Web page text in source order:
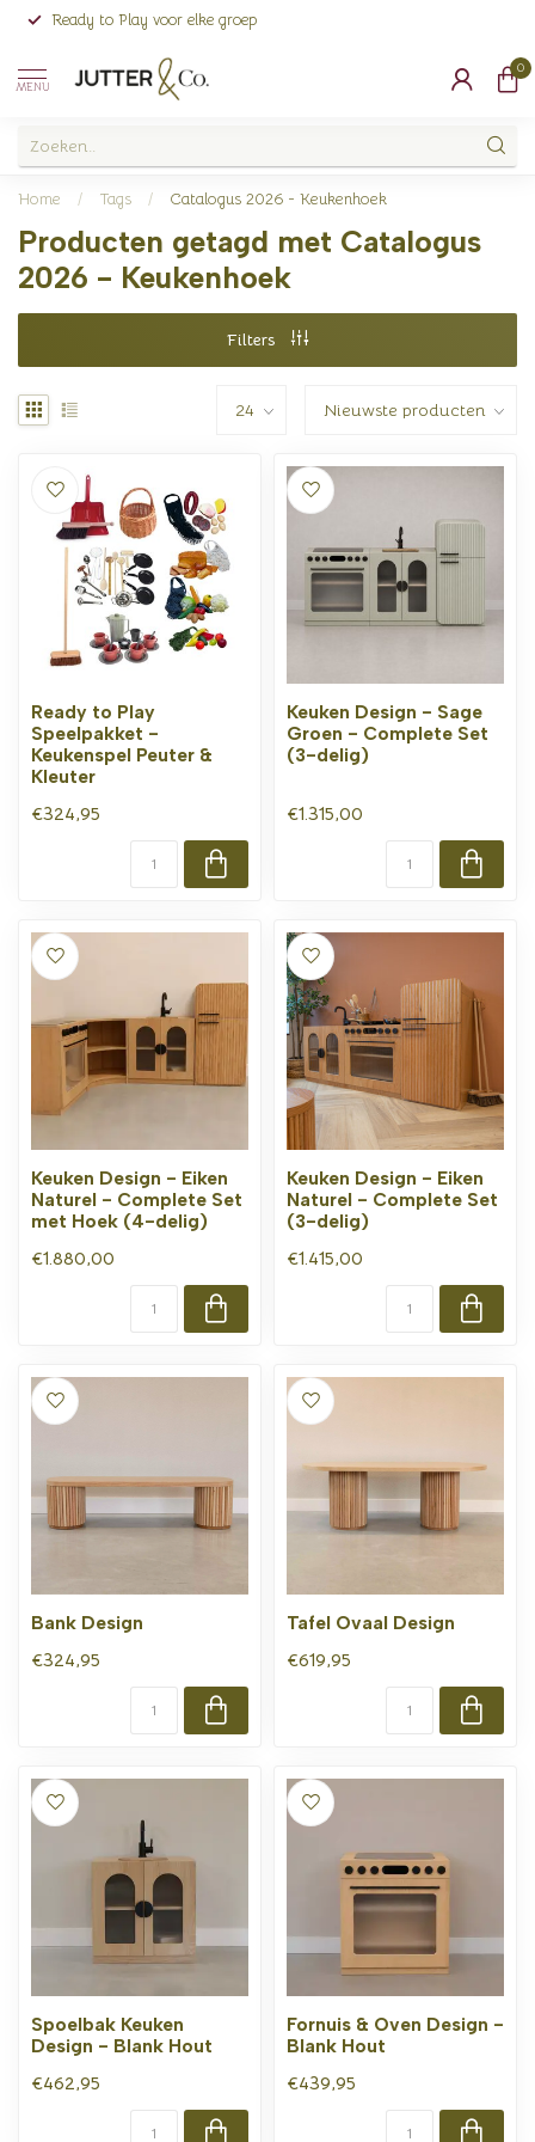
Ready to Play voor elke groep
MENU
0
Home / Tags / Catalogus 2026 - Keukenhoek
Producten getagd met Catalogus
2026 - Keukenhoek
Filters
Ready to Play
Speelpakket -
Keukenspel Peuter &
Kleuter
€324,95
Keuken Design - Sage
Groen - Complete Set
(3-delig)
€1.315,00
Keuken Design - Eiken
Naturel - Complete Set
met Hoek (4-delig)
€1.880,00
Keuken Design - Eiken
Naturel - Complete Set
(3-delig)
€1.415,00
Bank Design
€324,95
Tafel Ovaal Design
€619,95
Spoelbak Keuken
Design - Blank Hout
€462,95
Fornuis & Oven Design -
Blank Hout
€439,95